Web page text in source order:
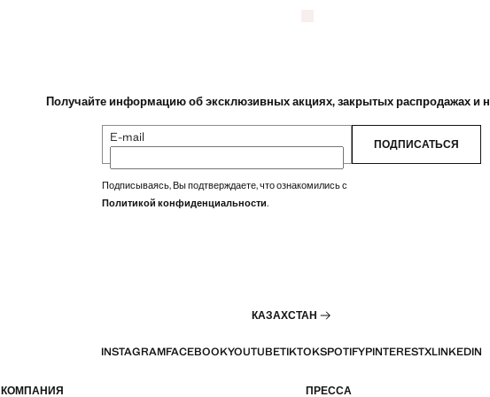
Получайте информацию об эксклюзивных акциях, закрытых распродажах и
E-mail ПОДПИСАТЬСЯ
Подписываясь, Вы подтверждаете, что ознакомились с
Политикой конфиденциальности.
КАЗАХСТАН
INSTAGRAMFACEBOOKYOUTUBETIKTOKSPOTIFYPINTERESTXLINKEDIN
КОМПАНИЯ ПРЕССА